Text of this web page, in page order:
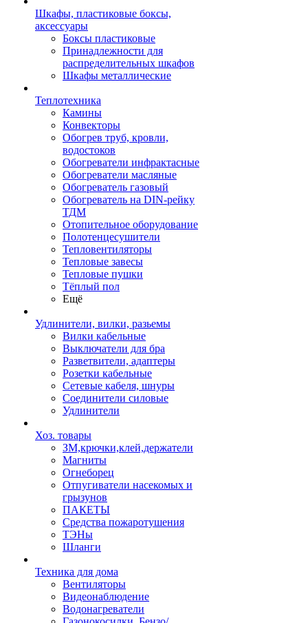
Шкафы, пластиковые боксы,
аксессуары
Боксы пластиковые
Принадлежности для
распределительных шкафов
Шкафы металлические
Теплотехника
Камины
Конвекторы
Обогрев труб, кровли,
водостоков
Обогреватели инфрактасные
Обогреватели масляные
Обогреватель газовый
Обогреватель на DIN-рейку
ТДМ
Отопительное оборудование
Полотенцесушители
Тепловентиляторы
Тепловые завесы
Тепловые пушки
Тёплый пол
Ещё
Удлинители, вилки, разьемы
Вилки кабельные
Выключатели для бра
Разветвители, адаптеры
Розетки кабельные
Сетевые кабеля, шнуры
Соединители силовые
Удлинители
Хоз. товары
ЗМ,крючки,клей,держатели
Магниты
Огнеборец
Отпугиватели насекомых и
грызунов
ПАКЕТЫ
Средства пожаротушения
ТЭНы
Шланги
Техника для дома
Вентиляторы
Видеонаблюдение
Водонагреватели